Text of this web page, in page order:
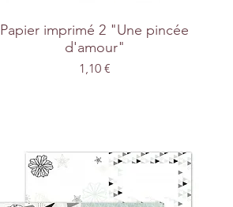
Papier imprimé 2 "Une pincée
d'amour"
Prix
1,10 €